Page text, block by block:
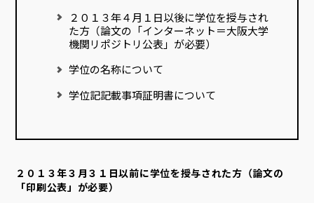
２０１３年４月１日以後に学位を授与され
た方（論文の「インターネット＝大阪大学
機関リポジトリ公表」が必要）
学位の名称について
学位記記載事項証明書について
２０１３年３月３１日以前に学位を授与された方（論文の
「印刷公表」が必要）